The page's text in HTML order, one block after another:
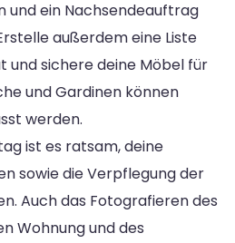
ein Nachsendeauftrag
außerdem eine Liste
und sichere deine Möbel für
und Gardinen können
werden.
ist es ratsam, deine
sowie die Verpflegung der
Auch das Fotografieren des
Wohnung und des